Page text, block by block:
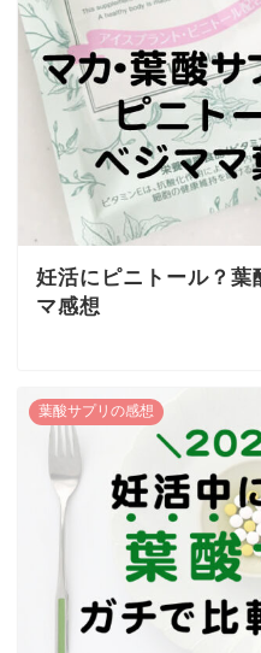
妊活にピニトール？葉
マ感想
葉酸サプリの感想